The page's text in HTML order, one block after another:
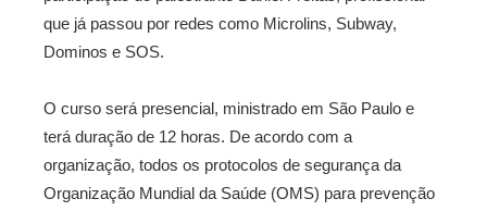
que já passou por redes como Microlins, Subway,
Dominos e SOS.
O curso será presencial, ministrado em São Paulo e
terá duração de 12 horas. De acordo com a
organização, todos os protocolos de segurança da
Organização Mundial da Saúde (OMS) para prevenção